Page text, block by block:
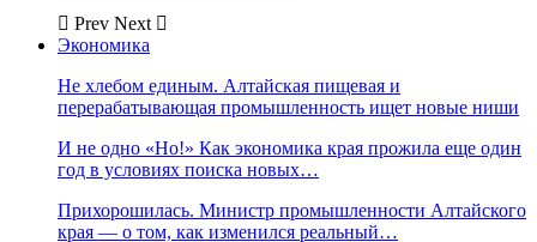
Prev Next
Экономика
Не хлебом единым. Алтайская пищевая и
перерабатывающая промышленность ищет новые ниши
И не одно «Но!» Как экономика края прожила еще один
год в условиях поиска новых…
Прихорошилась. Министр промышленности Алтайского
края — о том, как изменился реальный…